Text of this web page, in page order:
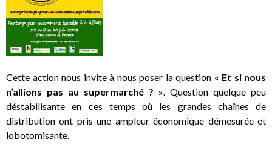
Cette action nous invite à nous poser la question « Et si nous
n’allions pas au supermarché ? ». Question quelque peu
déstabilisante en ces temps où les grandes chaînes de
distribution ont pris une ampleur économique démesurée et
lobotomisante.